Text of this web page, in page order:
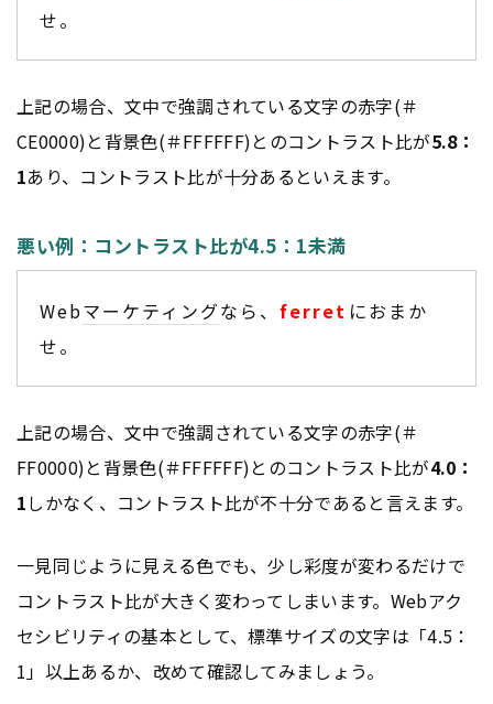
せ。
上記の場合、文中で強調されている文字の赤字(＃
CE0000)と背景色(＃FFFFFF)とのコントラスト比が5.8：
1あり、コントラスト比が十分あるといえます。
悪い例：コントラスト比が4.5：1未満
Webマーケティングなら、 ferret におまか
せ。
上記の場合、文中で強調されている文字の赤字(＃
FF0000)と背景色(＃FFFFFF)とのコントラスト比が4.0：
1しかなく、コントラスト比が不十分であると言えます。
一見同じように見える色でも、少し彩度が変わるだけで
コントラスト比が大きく変わってしまいます。Webアク
セシビリティの基本として、標準サイズの文字は「4.5：
1」以上あるか、改めて確認してみましょう。